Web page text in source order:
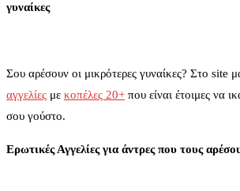
γυναίκες
Σου αρέσουν οι μικρότερες γυναίκες? Στο site
αγγελίες με κοπέλες 20+ που είναι έτοιμες να
σου γούστο.
Ερωτικές Αγγελίες για άντρες που τους